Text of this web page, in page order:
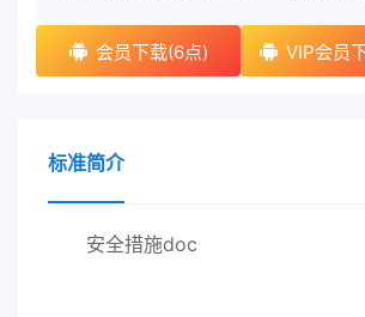
会员下载(6点) VIP会员
标准简介
安全措施doc